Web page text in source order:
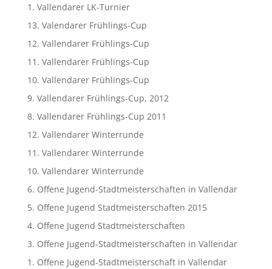
1. Vallendarer LK-Turnier
13. Valendarer Frühlings-Cup
12. Vallendarer Frühlings-Cup
11. Vallendarer Frühlings-Cup
10. Vallendarer Frühlings-Cup
9. Vallendarer Frühlings-Cup, 2012
8. Vallendarer Frühlings-Cup 2011
12. Vallendarer Winterrunde
11. Vallendarer Winterrunde
10. Vallendarer Winterrunde
6. Offene Jugend-Stadtmeisterschaften in Vallendar
5. Offene Jugend Stadtmeisterschaften 2015
4. Offene Jugend Stadtmeisterschaften
3. Offene Jugend-Stadtmeisterschaften in Vallendar
1. Offene Jugend-Stadtmeisterschaft in Vallendar